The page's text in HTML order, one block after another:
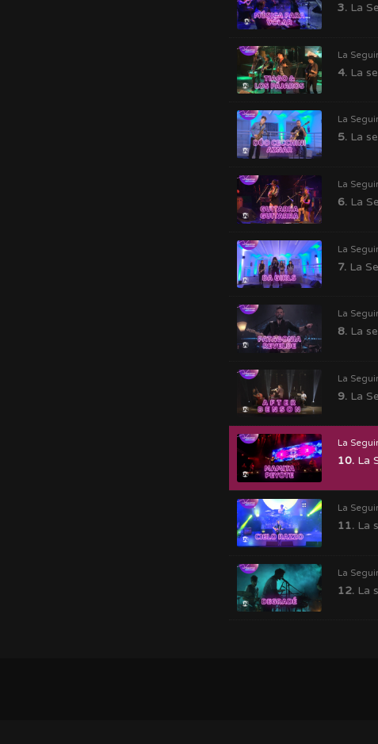
3. La
La
4. La
La
5. La
La
6. La
La
7. La
La
8. La
La
9. La
La
10. La
La
11. La
La
12. La